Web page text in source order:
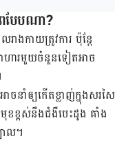
បែប​ណា?​
ាង​កាយ​ត្រូវ​ការ ប៉ុន្តែ​
ហារ​មួយ​ចំនួន​ទៀត​អាច​
ច​នាំ​ឲ្យ​​កើត​ខ្លាញ់​ក្នុង​សរសៃ​
ខ្ពស់​នឹង​ជំងឺ​បេះដូង គាំង​
ាល​។​​​